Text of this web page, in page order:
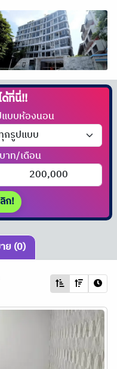
ด้ที่นี่!!
บบห้องนอน
บาท/เดือน
ก!
ย (0)